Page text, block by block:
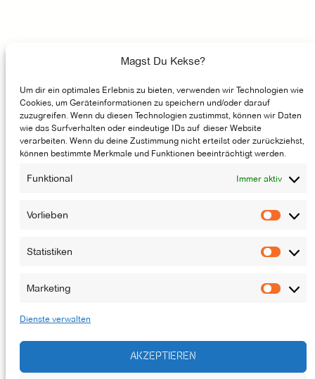
Magst Du Kekse?
Um dir ein optimales Erlebnis zu bieten, verwenden wir Technologien wie
Cookies, um Geräteinformationen zu speichern und/oder darauf
zuzugreifen. Wenn du diesen Technologien zustimmst, können wir Daten
wie das Surfverhalten oder eindeutige IDs auf dieser Website
verarbeiten. Wenn du deine Zustimmung nicht erteilst oder zurückziehst,
können bestimmte Merkmale und Funktionen beeinträchtigt werden.
Funktional Immer aktiv
Vorlieben
Statistiken
Marketing
Dienste verwalten
AKZEPTIEREN
Unser Youtube-Kanal
GASTRONOMIE
MÖGLICHMACHER
ENTSTEHUNGSGESCHICHTE
KONTAKT